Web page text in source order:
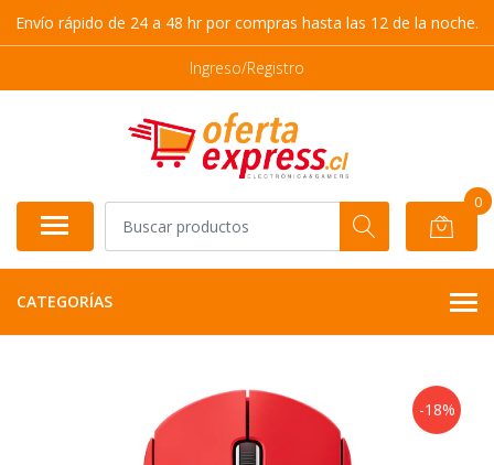
Envío rápido de 24 a 48 hr por compras hasta las 12 de la noche.
Ingreso/Registro
0
CATEGORÍAS
-18%